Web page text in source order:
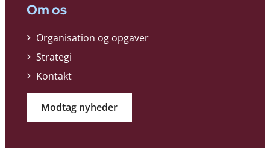
Om os
Organisation og opgaver
Strategi
Kontakt
Modtag nyheder